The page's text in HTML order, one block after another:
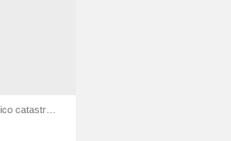
Crichton